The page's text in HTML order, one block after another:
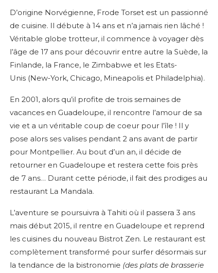
D’origine Norvégienne, Frode Torset est un passionné
de cuisine. Il débute à 14 ans et n’a jamais rien lâché !
Véritable globe trotteur, il commence à voyager dès
l’âge de 17 ans pour découvrir entre autre la Suède, la
Finlande, la France, le Zimbabwe et les Etats-
Unis (New-York, Chicago, Mineapolis et Philadelphia).
En 2001, alors qu’il profite de trois semaines de
vacances en Guadeloupe, il rencontre l’amour de sa
vie et a un véritable coup de coeur pour l’île ! Il y
pose alors ses valises pendant 2 ans avant de partir
pour Montpellier. Au bout d’un an, il décide de
retourner en Guadeloupe et restera cette fois près
de 7 ans… Durant cette période, il fait des prodiges au
restaurant La Mandala.
L’aventure se poursuivra à Tahiti où il passera 3 ans
mais début 2015, il rentre en Guadeloupe et reprend
les cuisines du nouveau Bistrot Zen. Le restaurant est
complètement transformé pour surfer désormais sur
la tendance de la bistronomie (des plats de brasserie